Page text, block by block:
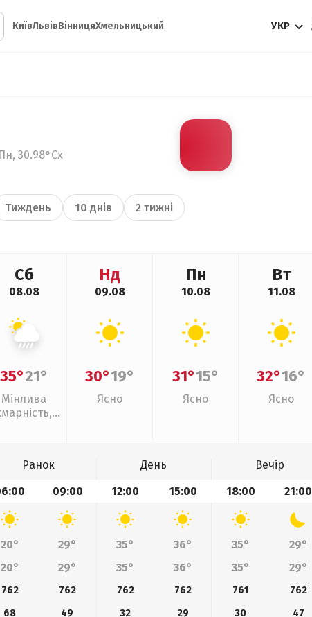
КиївЛьвівВінницяХмельницький УКР
30.98°Сх
Тиждень 10 днів 2 тижні
Сб
08.08
35°21°
Мінлива
Нд
09.08
30°19°
Ясно
Пн
10.08
31°15°
Ясно
Вт
11.08
32°16°
Ясно
Ранок День
Вечір
09:00 12:00 15:00 18:00 21:00
20° 29° 35° 36° 35°
29°
20° 29° 35° 36° 35° 29°
762 762 762 762 761
762
68 49 32 29 30
47